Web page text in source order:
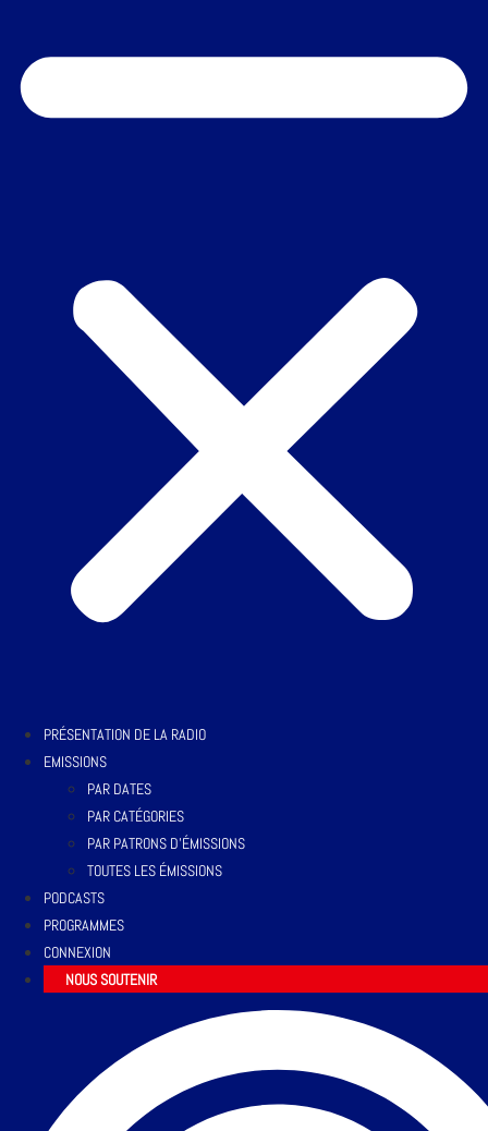
PRÉSENTATION DE LA RADIO
EMISSIONS
PAR DATES
PAR CATÉGORIES
PAR PATRONS D’ÉMISSIONS
TOUTES LES ÉMISSIONS
PODCASTS
PROGRAMMES
CONNEXION
NOUS SOUTENIR